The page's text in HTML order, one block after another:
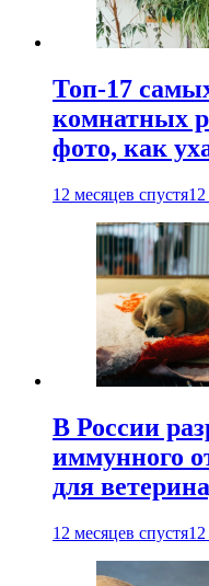
Топ-17
комнатных
фото, как
12 месяцев спустя
В России
иммунного
для
12 месяцев спустя